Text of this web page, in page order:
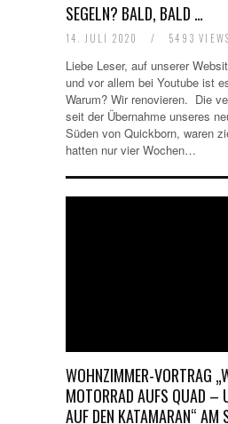
SEGELN? BALD, BALD …
14. JULI 2020 / 5493 VIEWS
Liebe Leser, auf unserer
und vor allem bei Youtube ist
Warum? Wir renovieren. Die
seit der Übernahme unseres
Süden von Quickborn, waren
hatten nur vier Wochen…
WOHNZIMMER-VORTRAG
MOTORRAD AUFS QUAD –
AUF DEN KATAMARAN“